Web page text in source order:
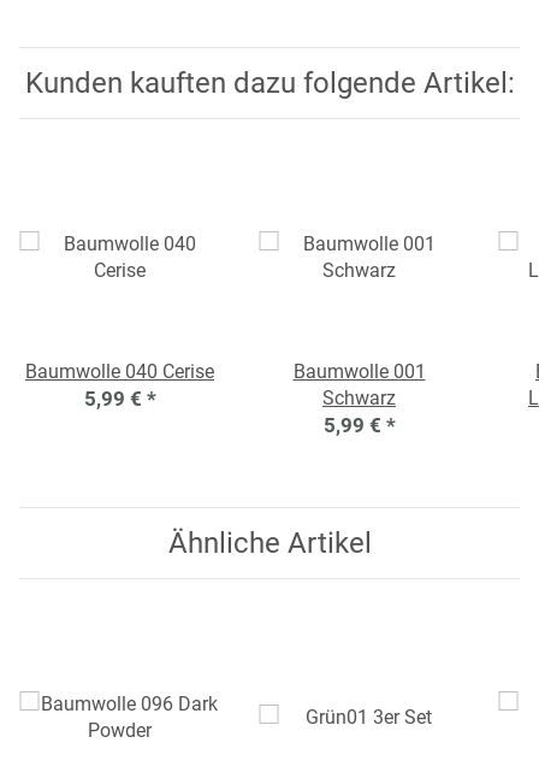
Kunden kauften dazu folgende Artikel:
Baumwolle 040 Cerise
5,99 € *
Baumwolle 001
Schwarz
5,99 € *
Ähnliche Artikel